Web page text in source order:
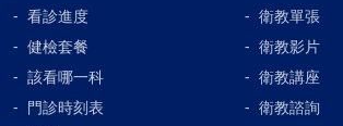
看診進度
健檢套餐
該看哪一科
門診時刻表
衛教單張
衛教影片
衛教講座
衛教諮詢